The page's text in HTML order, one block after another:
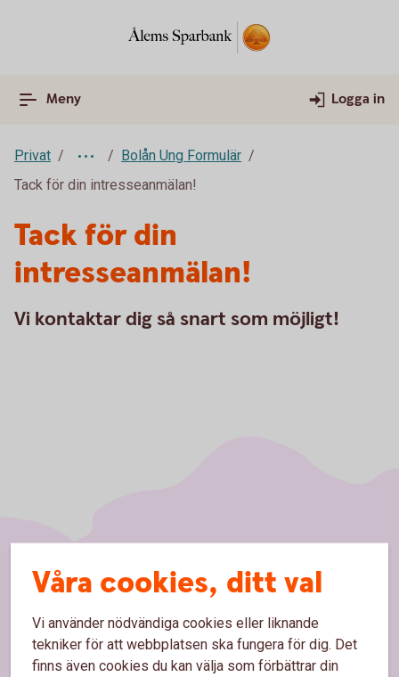
Meny Logga in
Privat
Bolån Ung Formulär
Tack för din intresseanmälan!
Tack för din
intresseanmälan!
Vi kontaktar dig så snart som möjligt!
Våra cookies, ditt val
Vi använder nödvändiga cookies eller liknande
tekniker för att webbplatsen ska fungera för dig. Det
finns även cookies du kan välja som förbättrar din
Sidfot
Hitta snabbt
Bli kund
Kontakta oss